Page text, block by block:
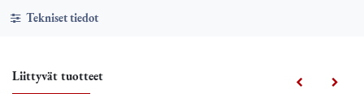
Tekniset tiedot
Liittyvät tuotteet